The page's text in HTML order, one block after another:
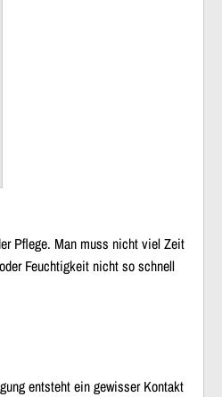
Pflege. Man muss nicht viel Zeit
Feuchtigkeit nicht so schnell
entsteht ein gewisser Kontakt